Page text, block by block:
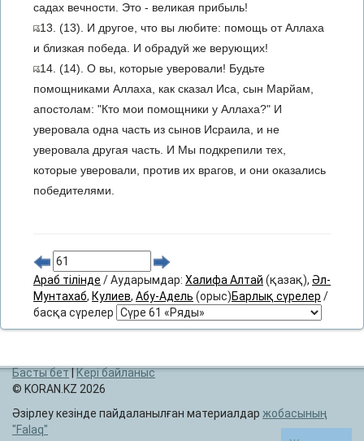
садах вечности. Это - великая прибыль!
13. (13). И другое, что вы любите: помощь от Аллаха
и близкая победа. И обрадуй же верующих!
14. (14). О вы, которые уверовали! Будьте
помощниками Аллаха, как сказал Иса, сын Марйам,
апостолам: "Кто мои помощники у Аллаха?" И
уверовала одна часть из сынов Исраила, и не
уверовала другая часть. И Мы подкрепили тех,
которые уверовали, против их врагов, и они оказались
победителями.
Араб тілінде / Аударымдар: Халифа Алтай (қазақ), Әл-
Мунтахаб, Кулиев, Абу-Адель (орыс)Барлық сүрелер /
басқа сүрелер
Басты бет|Кері байланыс
© KORAN.KZ 2026
Әзірлеу кезінде пайдаланылған материалдар жобасының
Falaq